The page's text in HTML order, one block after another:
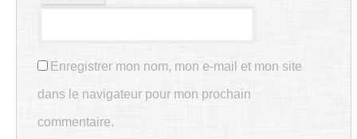
Enregistrer mon nom, mon e-mail et mon site
dans le navigateur pour mon prochain
commentaire.